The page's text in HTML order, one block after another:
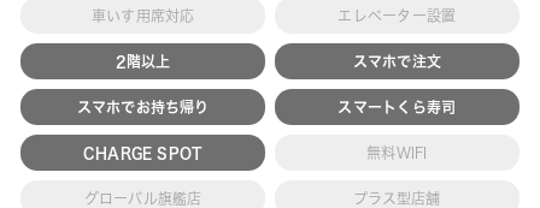
車いす用席対応 エレベーター設置
2階以上 スマホで注文
スマホでお持ち帰り スマートくら寿司
CHARGE SPOT 無料WIFI
グローバル旗艦店 プラス型店舗